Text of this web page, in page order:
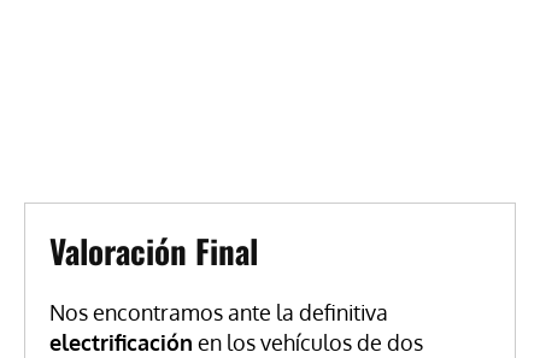
Valoración Final
Nos encontramos ante la definitiva
electrificación en los vehículos de dos